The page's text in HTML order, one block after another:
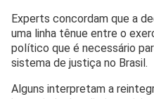
Experts concordam que a
uma linha tênue entre o
político que é necessário
sistema de justiça no Brasil.
Alguns interpretam a